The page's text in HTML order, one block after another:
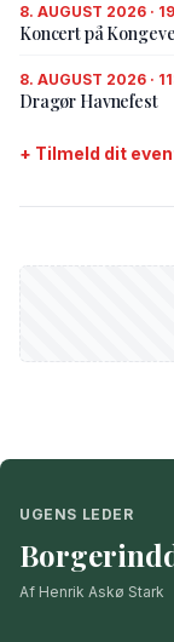
8. AUGUST 2026 ·
Koncert på
8. AUGUST 2026 ·
Dragør Havnefest
+ Tilmeld dit
UGENS LEDER
Af Henrik Askø Stark